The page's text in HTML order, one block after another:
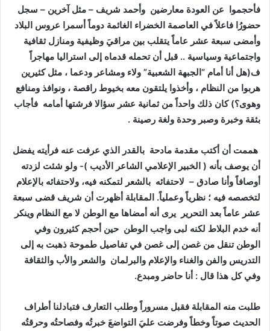
فأحجموا عن العودة معارضين وأحمد شريف – مثل آخرين – سجل
حضورُا فاعلاً في العاصمة الخضراء الغائمة دوماً أسمرا عروس البلاد
وأمضى سبعة عشر عاماً يتقلب بين مراقيَ وظيفية ومنازل ثقافية
واجتماعية وسياسية .. قبل أن تحمله قدماه إلى استراليا مهاجراً
ف(هل أنا أمام “الجبهة الشعبية” ولاء ومشاعر ودعما ، مثل كثيرين
هربوا من النظام ، وأخذوا يلتقون معه بخيوط راقصة ، ونوافذ ومنافع
وهوى؟) كان ذلك واحداً من ثمانية عشر سؤالا فرشتها أمامه فأجاب
بثقة وخبرة وصبر وحدة ولغة رصينة .
هممت أن أكتب مقدمة مادحة بالقدر الذي عرفت عنه فرأيته يفضل
أن يوصف بأنه ( الخبير الإعلامي الشاعر الأديب )- ولو شئت لزدته
أوصافاً وأنا صادق – لاحتفائه بالشعر لتمكنه فيه، ولاحتفائه بالإعلام
لتخصصه فيه ؛ نظرياً وعملياً. المقابلة أظهرت أن شريف قضى سبعة
عشر عاماً بعد التحرير يرى أنه أمضاها مع الوطن لا مع النظام وينكر
أنه خدم البلاط لكنه لبى واجب الوطن حين أحجم كثيرون وفي
الوطن تنقل من غصن إلى غصن في تفاصيل طموحة ذهبت به إلى
التدريس والفن والغناء والإعلام والبرلمان والشعر والأب والثقافة
وفي كل هذا قال : أنا حاضر ومبدع.
طلبت منه المقابلة فقبل مسروراً وطلب التعارف فتبادلنا أطراف
الحديث صوتاً وخطاً وفرضت عليَ التواضعَ خبرتُه وفصاحتُه وحرقتُه